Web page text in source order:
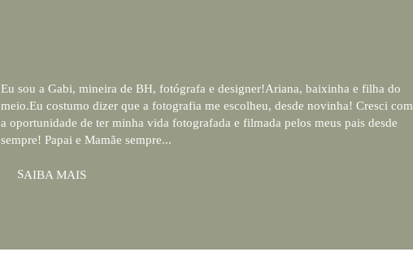
Eu sou a Gabi, mineira de BH, fotógrafa e designer!Ariana, baixinha e filha do
meio.Eu costumo dizer que a fotografia me escolheu, desde novinha! Cresci com
a oportunidade de ter minha vida fotografada e filmada pelos meus pais desde
sempre! Papai e Mamãe sempre...
SAIBA MAIS